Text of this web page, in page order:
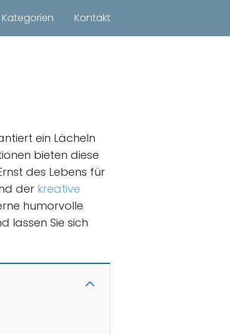
Kategorien Kontakt
ein Lächeln
bieten diese
des Lebens für
der kreative
humorvolle
lassen Sie sich